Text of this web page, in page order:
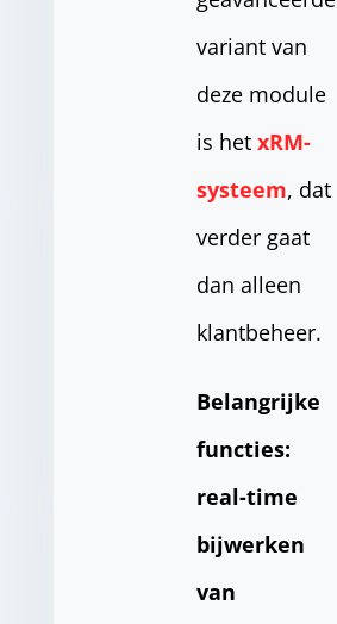
variant van
deze module
is het xRM-
systeem, dat
verder gaat
dan alleen
klantbeheer.
Belangrijke
functies:
real-time
bijwerken
van